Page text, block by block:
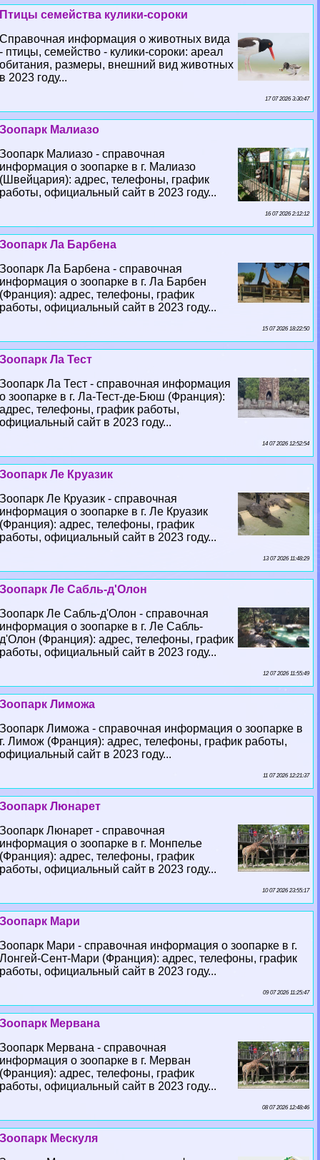
Птицы семейства кулики-сороки
Справочная информация о животных вида
- птицы, семейство - кулики-сороки: ареал
обитания, размеры, внешний вид животных
в 2023 году...
17 07 2026 3:30:47
Зоопарк Малиазо
Зоопарк Малиазо - справочная
информация о зоопарке в г. Малиазо
(Швейцария): адрес, телефоны, график
работы, официальный сайт в 2023 году...
16 07 2026 2:12:12
Зоопарк Ла Барбена
Зоопарк Ла Барбена - справочная
информация о зоопарке в г. Ла Барбен
(Франция): адрес, телефоны, график
работы, официальный сайт в 2023 году...
15 07 2026 18:22:50
Зоопарк Ла Тест
Зоопарк Ла Тест - справочная информация
о зоопарке в г. Ла-Тест-де-Бюш (Франция):
адрес, телефоны, график работы,
официальный сайт в 2023 году...
14 07 2026 12:52:54
Зоопарк Ле Круазик
Зоопарк Ле Круазик - справочная
информация о зоопарке в г. Ле Круазик
(Франция): адрес, телефоны, график
работы, официальный сайт в 2023 году...
13 07 2026 11:48:29
Зоопарк Ле Сабль-д'Олон
Зоопарк Ле Сабль-д'Олон - справочная
информация о зоопарке в г. Ле Сабль-
д'Олон (Франция): адрес, телефоны, график
работы, официальный сайт в 2023 году...
12 07 2026 11:55:49
Зоопарк Лиможа
Зоопарк Лиможа - справочная информация о зоопарке в
г. Лимож (Франция): адрес, телефоны, график работы,
официальный сайт в 2023 году...
11 07 2026 12:21:37
Зоопарк Люнарет
Зоопарк Люнарет - справочная
информация о зоопарке в г. Монпелье
(Франция): адрес, телефоны, график
работы, официальный сайт в 2023 году...
10 07 2026 23:55:17
Зоопарк Мари
Зоопарк Мари - справочная информация о зоопарке в г.
Лонгeй-Сент-Мари (Франция): адрес, телефоны, график
работы, официальный сайт в 2023 году...
09 07 2026 11:25:47
Зоопарк Мервана
Зоопарк Мервана - справочная
информация о зоопарке в г. Мерван
(Франция): адрес, телефоны, график
работы, официальный сайт в 2023 году...
08 07 2026 12:48:46
Зоопарк Мескуля